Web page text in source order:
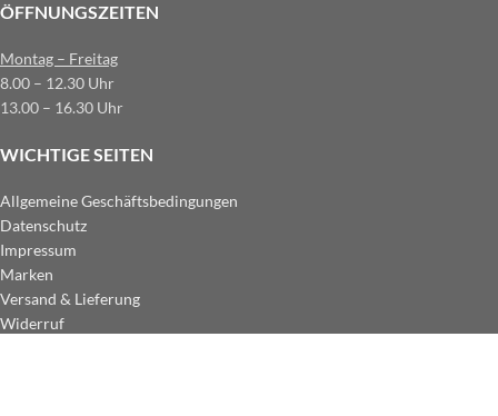
ÖFFNUNGSZEITEN
Montag – Freitag
8.00 – 12.30 Uhr
13.00 – 16.30 Uhr
WICHTIGE SEITEN
Allgemeine Geschäftsbedingungen
Datenschutz
Impressum
Marken
Versand & Lieferung
Widerruf